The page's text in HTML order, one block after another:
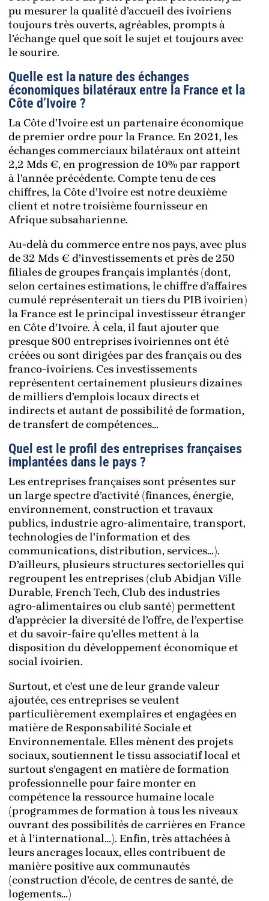
pu mesurer la qualité d’accueil des ivoiriens
toujours très ouverts, agréables, prompts à
l’échange quel que soit le sujet et toujours avec
le sourire.
Quelle est la nature des échanges
économiques bilatéraux entre la France et la
Côte d’Ivoire ?
La Côte d’Ivoire est un partenaire économique
de premier ordre pour la France. En 2021, les
échanges commerciaux bilatéraux ont atteint
2,2 Mds €, en progression de 10% par rapport
à l’année précédente. Compte tenu de ces
chiffres, la Côte d’Ivoire est notre deuxième
client et notre troisième fournisseur en
Afrique subsaharienne.
Au-delà du commerce entre nos pays, avec plus
de 32 Mds € d’investissements et près de 250
filiales de groupes français implantés (dont,
selon certaines estimations, le chiffre d’affaires
cumulé représenterait un tiers du PIB ivoirien)
la France est le principal investisseur étranger
en Côte d’Ivoire. À cela, il faut ajouter que
presque 800 entreprises ivoiriennes ont été
créées ou sont dirigées par des français ou des
franco-ivoiriens. Ces investissements
représentent certainement plusieurs dizaines
de milliers d’emplois locaux directs et
indirects et autant de possibilité de formation,
de transfert de compétences…
Quel est le profil des entreprises françaises
implantées dans le pays ?
Les entreprises françaises sont présentes sur
un large spectre d’activité (finances, énergie,
environnement, construction et travaux
publics, industrie agro-alimentaire, transport,
technologies de l’information et des
communications, distribution, services…).
D’ailleurs, plusieurs structures sectorielles qui
regroupent les entreprises (club Abidjan Ville
Durable, French Tech, Club des industries
agro-alimentaires ou club santé) permettent
d’apprécier la diversité de l’offre, de l’expertise
et du savoir-faire qu’elles mettent à la
disposition du développement économique et
social ivoirien.
Surtout, et c’est une de leur grande valeur
ajoutée, ces entreprises se veulent
particulièrement exemplaires et engagées en
matière de Responsabilité Sociale et
Environnementale. Elles mènent des projets
sociaux, soutiennent le tissu associatif local et
surtout s’engagent en matière de formation
professionnelle pour faire monter en
compétence la ressource humaine locale
(programmes de formation à tous les niveaux
ouvrant des possibilités de carrières en France
et à l’international…). Enfin, très attachées à
leurs ancrages locaux, elles contribuent de
manière positive aux communautés
(construction d’école, de centres de santé, de
logements…)